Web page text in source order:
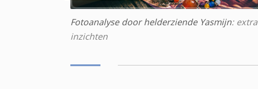
Fotoanalyse door helderziende Yasmijn: extra
inzichten